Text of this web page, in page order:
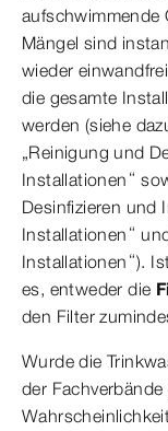
aufschwimmende
Mängel sind
wieder
die gesamte
werden (siehe
„Reinigung und
Installationen“
Desinfizieren und
Installationen“
Installationen“).
es, entweder die
den Filter
Wurde die
der